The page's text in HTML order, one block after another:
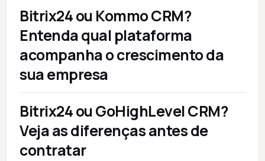
Bitrix24 ou Kommo CRM?
Entenda qual plataforma
acompanha o crescimento da
sua empresa
Bitrix24 ou GoHighLevel CRM?
Veja as diferenças antes de
contratar